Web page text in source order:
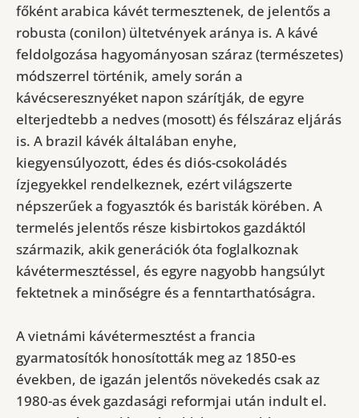
főként arabica kávét termesztenek, de jelentős a
robusta (conilon) ültetvények aránya is. A kávé
feldolgozása hagyományosan száraz (természetes)
módszerrel történik, amely során a
kávécseresznyéket napon szárítják, de egyre
elterjedtebb a nedves (mosott) és félszáraz eljárás
is. A brazil kávék általában enyhe,
kiegyensúlyozott, édes és diós-csokoládés
ízjegyekkel rendelkeznek, ezért világszerte
népszerűek a fogyasztók és baristák körében. A
termelés jelentős része kisbirtokos gazdáktól
származik, akik generációk óta foglalkoznak
kávétermesztéssel, és egyre nagyobb hangsúlyt
fektetnek a minőségre és a fenntarthatóságra.
A vietnámi kávétermesztést a francia
gyarmatosítók honosították meg az 1850-es
években, de igazán jelentős növekedés csak az
1980-as évek gazdasági reformjai után indult el.